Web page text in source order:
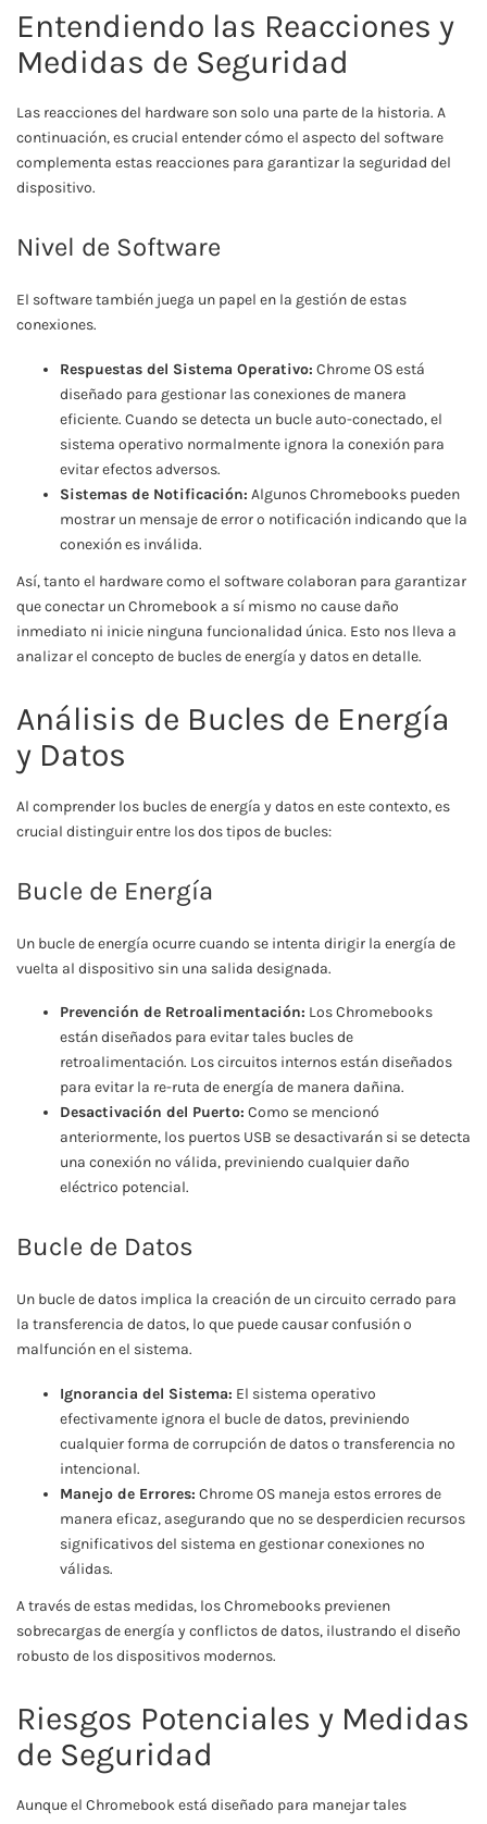
Entendiendo las Reacciones y
Medidas de Seguridad
Las reacciones del hardware son solo una parte de la historia. A
continuación, es crucial entender cómo el aspecto del software
complementa estas reacciones para garantizar la seguridad del
dispositivo.
Nivel de Software
El software también juega un papel en la gestión de estas
conexiones.
Respuestas del Sistema Operativo: Chrome OS está
diseñado para gestionar las conexiones de manera
eficiente. Cuando se detecta un bucle auto-conectado, el
sistema operativo normalmente ignora la conexión para
evitar efectos adversos.
Sistemas de Notificación: Algunos Chromebooks pueden
mostrar un mensaje de error o notificación indicando que la
conexión es inválida.
Así, tanto el hardware como el software colaboran para garantizar
que conectar un Chromebook a sí mismo no cause daño
inmediato ni inicie ninguna funcionalidad única. Esto nos lleva a
analizar el concepto de bucles de energía y datos en detalle.
Análisis de Bucles de Energía
y Datos
Al comprender los bucles de energía y datos en este contexto, es
crucial distinguir entre los dos tipos de bucles:
Bucle de Energía
Un bucle de energía ocurre cuando se intenta dirigir la energía de
vuelta al dispositivo sin una salida designada.
Prevención de Retroalimentación: Los Chromebooks
están diseñados para evitar tales bucles de
retroalimentación. Los circuitos internos están diseñados
para evitar la re-ruta de energía de manera dañina.
Desactivación del Puerto: Como se mencionó
anteriormente, los puertos USB se desactivarán si se detecta
una conexión no válida, previniendo cualquier daño
eléctrico potencial.
Bucle de Datos
Un bucle de datos implica la creación de un circuito cerrado para
la transferencia de datos, lo que puede causar confusión o
malfunción en el sistema.
Ignorancia del Sistema: El sistema operativo
efectivamente ignora el bucle de datos, previniendo
cualquier forma de corrupción de datos o transferencia no
intencional.
Manejo de Errores: Chrome OS maneja estos errores de
manera eficaz, asegurando que no se desperdicien recursos
significativos del sistema en gestionar conexiones no
válidas.
A través de estas medidas, los Chromebooks previenen
sobrecargas de energía y conflictos de datos, ilustrando el diseño
robusto de los dispositivos modernos.
Riesgos Potenciales y Medidas
de Seguridad
Aunque el Chromebook está diseñado para manejar tales